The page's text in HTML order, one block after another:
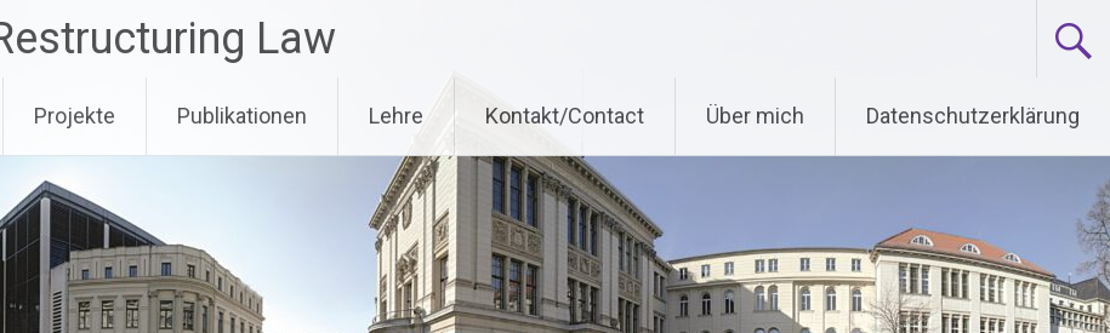
Law
Projekte Publikationen Lehre Kontakt/Contact Über mich Datenschutzerklärung